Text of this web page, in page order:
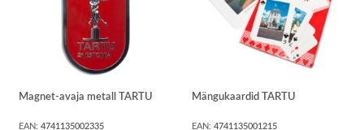
Magnet-avaja metall TARTU
EAN:4741135002335
Mängukaardid TARTU
EAN:4741135001215